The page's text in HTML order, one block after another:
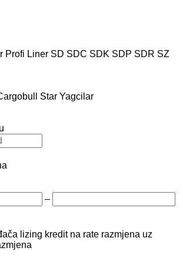
Profi Liner SD SDC SDK SDP SDR SZ
Star Yagcilar
–
lizing kredit na rate razmjena uz